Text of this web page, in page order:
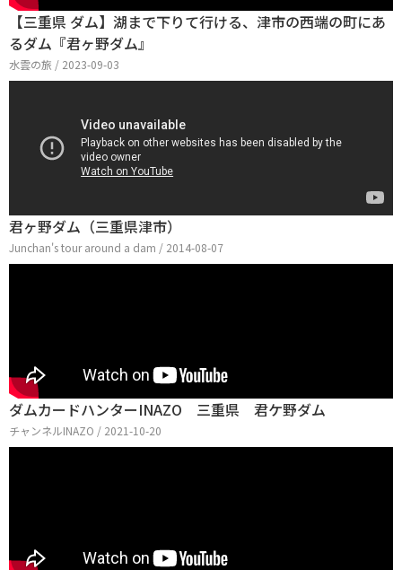
【三重県 ダム】湖まで下りて行ける、津市の西端の町にあ
るダム『君ヶ野ダム』
水雲の旅 / 2023-09-03
君ヶ野ダム（三重県津市）
Junchan's tour around a dam / 2014-08-07
ダムカードハンターINAZO 三重県 君ケ野ダム
チャンネルINAZO / 2021-10-20